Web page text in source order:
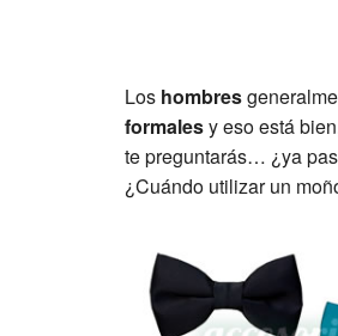
Los hombres
formalesy eso está
te preguntarás… ¿ya
¿Cuándo utilizar un